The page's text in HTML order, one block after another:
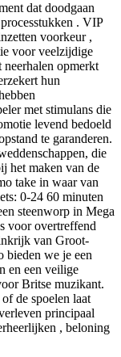
dat doodgaan
. VIP
voorkeur ,
voor veelzijdige
opmerkt
hun
met stimulans die
levend bedoeld
te garanderen.
die
het maken van de
take in waar van
0-24 60 minuten
steenworp in Mega
voor overtreffend
van Groot-
we je een
en een veilige
Britse muzikant.
de spoelen laat
principaal
, beloning